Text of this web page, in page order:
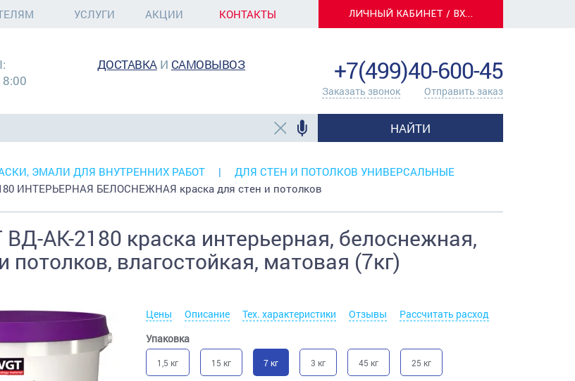
УСЛУГИ АКЦИИ КОНТАКТЫ ЛИЧНЫЙ КАБИНЕТ / ВХОД
ДОСТАВКАИ САМОВЫВОЗ +7(499)40-600-45
Заказать звонок Отправить заказ
НАЙТИ
ЭМАЛИ ДЛЯ ВНУТРЕННИХ РАБОТ
ДЛЯ СТЕН И ПОТОЛКОВ УНИВЕРСАЛЬНЫЕ
ИНТЕРЬЕРНАЯ БЕЛОСНЕЖНАЯ краска для стен и потолков
ВД-АК-2180 краска интерьерная, белоснежная,
потолков, влагостойкая, матовая (7кг)
Цены Описание Тех. характеристики Отзывы
Рассчитать расход
Упаковка
1,5 кг 15 кг 7 кг 3 кг 45 кг 25 кг